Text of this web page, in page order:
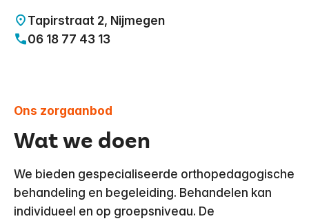
Behandelcentrum
Tapirstraat 2, Nijmegen
06 18 77 43 13
Ons zorgaanbod
Wat we doen
We bieden gespecialiseerde orthopedagogische
behandeling en begeleiding. Behandelen kan
individueel en op groepsniveau. De